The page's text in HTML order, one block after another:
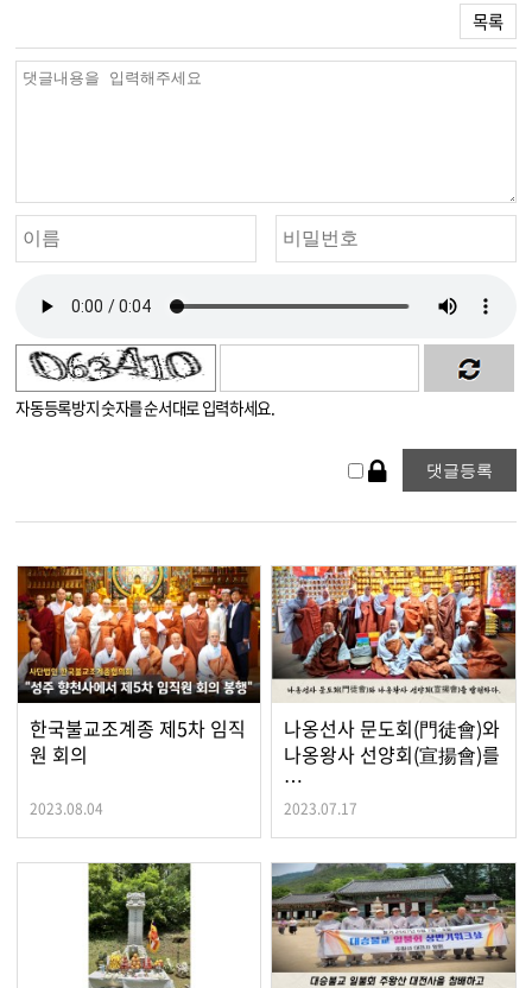
목록
자동등록방지 숫자를 순서대로 입력하세요.
한국불교조계종 제5차 임직
원 회의
2023.08.04
나옹선사 문도회(門徒會)와
나옹왕사 선양회(宣揚會)를
…
2023.07.17